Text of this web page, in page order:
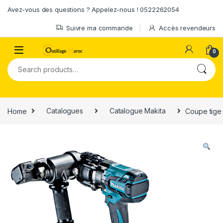
Avez-vous des questions ? Appelez-nous ! 0522262054
Suivre ma commande Accès revendeurs
0
Search for:
Home Catalogues Catalogue Makita Coupe tige